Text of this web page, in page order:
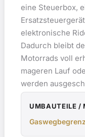
eine Steuerbox,
elektronische
Dadurch bleibt
Motorrads voll
mageren Lauf
werden
UMBAUTEILE /